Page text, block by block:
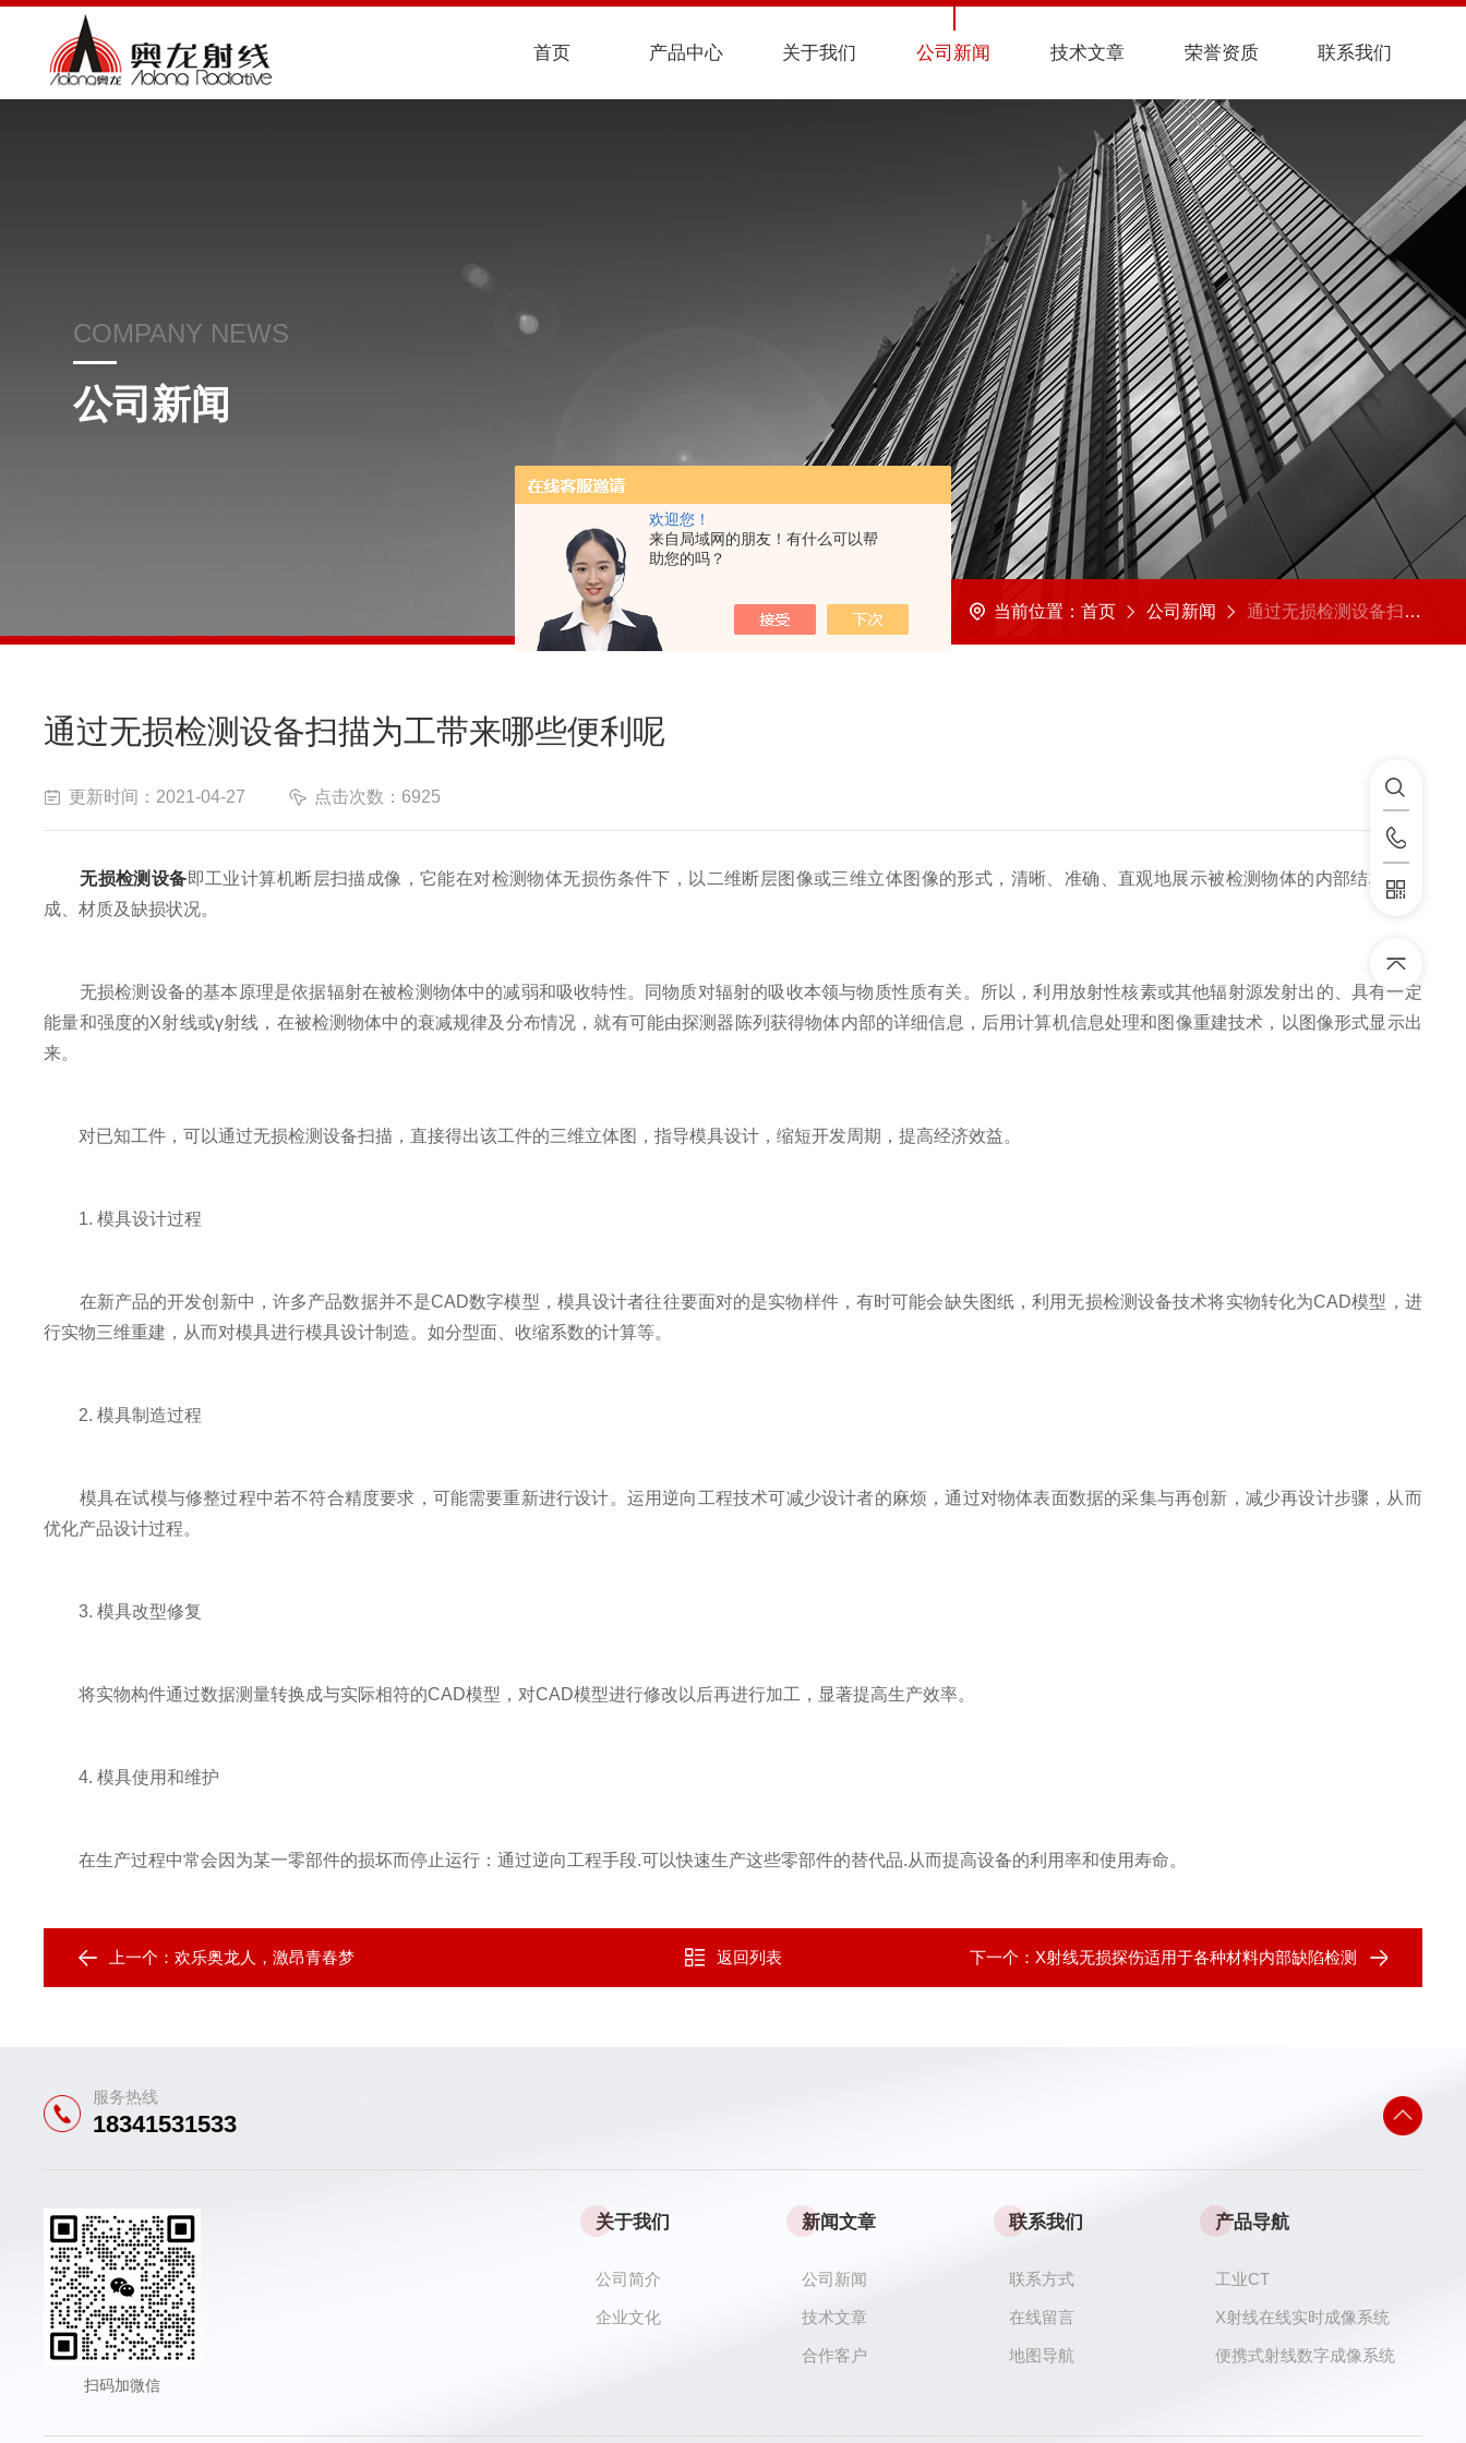
欢迎您！
来自局域网的朋友！有什么可以帮
助您的吗？
首页 产品中心 关于我们 公司新闻 技术文章 荣誉资质 联系我们
COMPANY NEWS
公司新闻
当前位置： 首页 公司新闻 通过无损检测设备扫描为工带来哪些便利呢
通过无损检测设备扫描为工带来哪些便利呢
更新时间：2021-04-27 点击次数：6925
无损检测设备即工业计算机断层扫描成像，它能在对检测物体无损伤条件下，以二维断层图像或三维立体图像的形式，清晰、准确、直观地展示被检测物体的内部结构、组
成、材质及缺损状况。
无损检测设备的基本原理是依据辐射在被检测物体中的减弱和吸收特性。同物质对辐射的吸收本领与物质性质有关。所以，利用放射性核素或其他辐射源发射出的、具有一定
能量和强度的X射线或γ射线，在被检测物体中的衰减规律及分布情况，就有可能由探测器陈列获得物体内部的详细信息，后用计算机信息处理和图像重建技术，以图像形式显示出
来。
对已知工件，可以通过无损检测设备扫描，直接得出该工件的三维立体图，指导模具设计，缩短开发周期，提高经济效益。
1. 模具设计过程
在新产品的开发创新中，许多产品数据并不是CAD数字模型，模具设计者往往要面对的是实物样件，有时可能会缺失图纸，利用无损检测设备技术将实物转化为CAD模型，进
行实物三维重建，从而对模具进行模具设计制造。如分型面、收缩系数的计算等。
2. 模具制造过程
模具在试模与修整过程中若不符合精度要求，可能需要重新进行设计。运用逆向工程技术可减少设计者的麻烦，通过对物体表面数据的采集与再创新，减少再设计步骤，从而
优化产品设计过程。
3. 模具改型修复
将实物构件通过数据测量转换成与实际相符的CAD模型，对CAD模型进行修改以后再进行加工，显著提高生产效率。
4. 模具使用和维护
在生产过程中常会因为某一零部件的损坏而停止运行：通过逆向工程手段.可以快速生产这些零部件的替代品.从而提高设备的利用率和使用寿命。
上一个：欢乐奥龙人，激昂青春梦 返回列表 下一个： X射线无损探伤适用于各种材料内部缺陷检测
服务热线
18341531533
扫码加微信
关于我们
公司简介
企业文化
新闻文章
公司新闻
技术文章
合作客户
联系我们
联系方式
在线留言
地图导航
产品导航
工业CT
X射线在线实时成像系统
便携式射线数字成像系统